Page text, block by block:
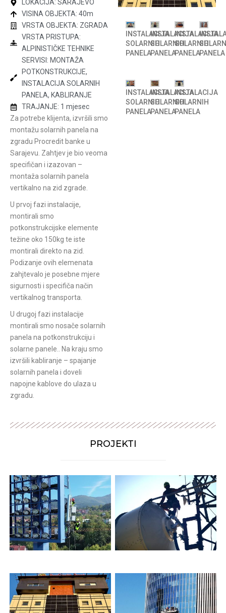
LOKACIJA: SARAJEVO
VISINA OBJEKTA: 40m
VRSTA OBJEKTA: ZGRADA
VRSTA PRISTUPA:
ALPINISTIČKE TEHNIKE
SERVISI: MONTAŽA
POTKONSTRUKCIJE,
INSTALACIJA SOLARNIH
PANELA, KABLIRANJE
TRAJANJE: 1 mjesec
Za potrebe klijenta, izvršili smo
montažu solarnih panela na
zgradu Procredit banke u
Sarajevu. Zahtjev je bio veoma
specifičan i izazovan –
montaža solarnih panela
vertikalno na zid zgrade.
U prvoj fazi instalacije,
montirali smo
potkonstrukcijske elemente
težine oko 150kg te iste
montirali direkto na zid.
Podizanje ovih elemenata
zahjtevalo je posebne mjere
sigurnosti i specifiča način
vertikalnog transporta.
U drugoj fazi instalacije
montirali smo nosače solarnih
panela na potkonstrukciju i
solarne panele.. Na kraju smo
izvršili kabliranje – spajanje
solarnih panela i doveli
napojne kablove do ulaza u
zgradu.
INSTALACIJA
SOLARNIH
PANELA
INSTALACIJA
SOLARNIH
PANELA
INSTALACIJA
SOLARNIH
PANELAPANELA
INSTALACIJA
SOLARNIH
PANELA
INSTALACIJA
SOLARNIH
PANELA
INSTALACIJA
SOLARNIH
PANELA
PROJEKTI
GRBAVICA – BAZNA
STANICA
DIGITALIZACIJA –
MONTAŽA LINKOVA
PROCREDIT BANKA –
CAPITAL TOWER –